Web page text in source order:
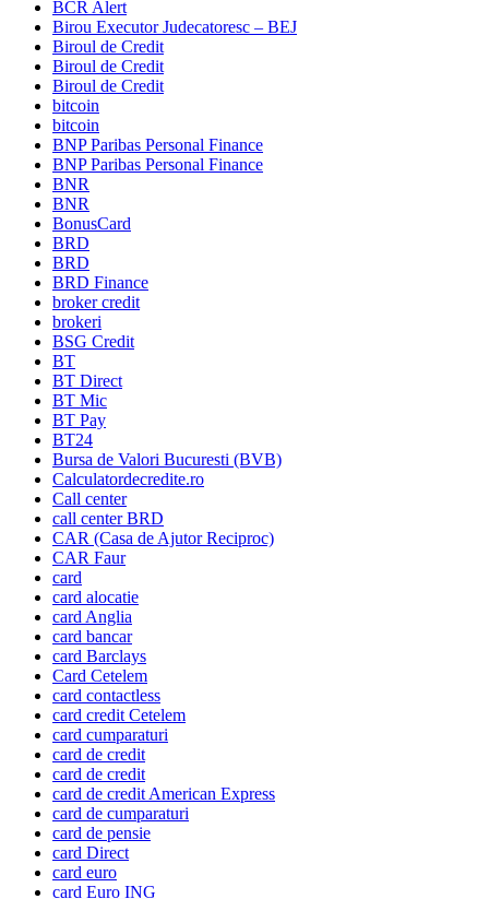
BCR Alert
Birou Executor Judecatoresc – BEJ
Biroul de Credit
Biroul de Credit
Biroul de Credit
bitcoin
bitcoin
BNP Paribas Personal Finance
BNP Paribas Personal Finance
BNR
BNR
BonusCard
BRD
BRD
BRD Finance
broker credit
brokeri
BSG Credit
BT
BT Direct
BT Mic
BT Pay
BT24
Bursa de Valori Bucuresti (BVB)
Calculatordecredite.ro
Call center
call center BRD
CAR (Casa de Ajutor Reciproc)
CAR Faur
card
card alocatie
card Anglia
card bancar
card Barclays
Card Cetelem
card contactless
card credit Cetelem
card cumparaturi
card de credit
card de credit
card de credit American Express
card de cumparaturi
card de pensie
card Direct
card euro
card Euro ING